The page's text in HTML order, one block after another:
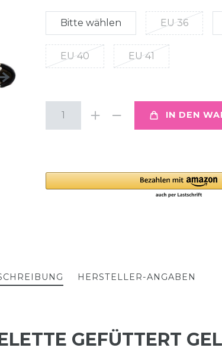
Bitte wählen EU 36
EU 40 EU 41
IN DEN
HERSTELLER-ANGABEN
GEFÜTTERT